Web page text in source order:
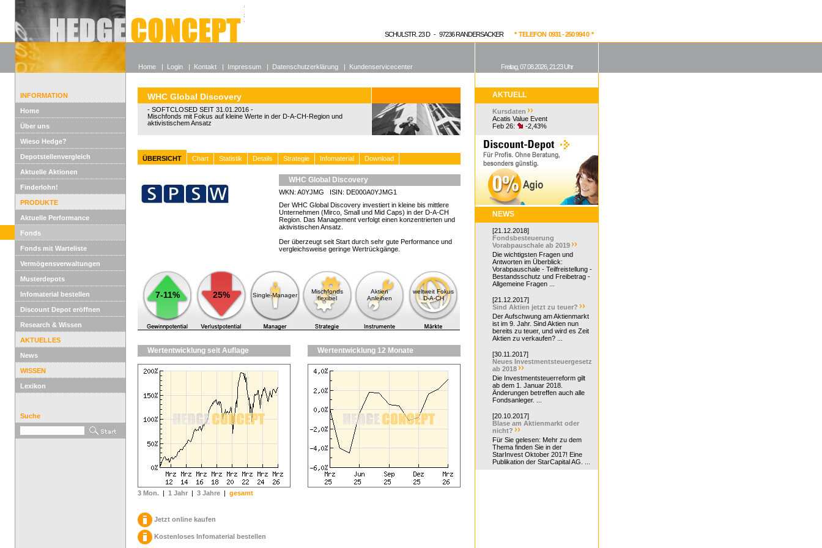
Alle offenen Fonds
Wieso Hedgefonds?
SCHULSTR. 23 D - 97236 RANDERSACKER * TELEFON 0931 - 250 994 0 *
INFORMATION
Home
Über uns
Wieso Hedge?
Depotstellenvergleich
Aktuelle Aktionen
Finderlohn!
PRODUKTE
Aktuelle Performance
Fonds
Fonds mit Warteliste
Vermögensverwaltungen
Musterdepots
Infomaterial bestellen
Discount Depot eröffnen
Research & Wissen
AKTUELLES
News
WISSEN
Lexikon
Suche
WHC Global Discovery
- SOFTCLOSED SEIT 31.01.2016 -
Mischfonds mit Fokus auf kleine Werte in der D-A-CH-Region und
aktivistischem Ansatz
ÜBERSICHT Chart Statistik Details Strategie Infomaterial Download
WHC Global Discovery
WKN: A0YJMG ISIN: DE000A0YJMG1
Der WHC Global Discovery investiert in kleine bis mittlere
Unternehmen (Mirco, Small und Mid Caps) in der D-A-CH
Region. Das Management verfolgt einen konzentrierten und
aktivistischen Ansatz.
Der überzeugt seit Start durch sehr gute Performance und
vergleichsweise geringe Wertrückgänge.
7-11% 25% Single-Manager
Mischfonds
flexibel
Aktien
Anleihen
weltweit Fokus
D-A-CH
Wertentwicklung seit Auflage
3 Mon. | 1 Jahr | 3 Jahre | gesamt
Wertentwicklung 12 Monate
Jetzt online kaufen
Kostenloses Infomaterial bestellen
AKTUELL
Kursdaten
Acatis Value Event
Feb 26:
-2,43%
NEWS
[21.12.2018]
Fondsbesteuerung
Vorabpauschale ab 2019
Die wichtigsten Fragen und
Antworten im Überblick:
Vorabpauschale - Teilfreistellung -
Bestandsschutz und Freibetrag -
Allgemeine Fragen ...
[21.12.2017]
Sind Aktien jetzt zu teuer?
Der Aufschwung am Aktienmarkt
ist im 9. Jahr. Sind Aktien nun
bereits zu teuer, und wird es Zeit
Aktien zu verkaufen? ...
[30.11.2017]
Neues Investmentsteuergesetz
ab 2018
Die Investmentsteuerreform gilt
ab dem 1. Januar 2018.
Änderungen betreffen auch alle
Fondsanleger. ...
[20.10.2017]
Blase am Aktienmarkt oder
nicht?
Für Sie gelesen: Mehr zu dem
Thema finden Sie in der
StarInvest Oktober 2017! Eine
Publikation der StarCapital AG. ...
Home | Login | Kontakt | Impressum | Datenschutzerklärung | Kundenservicecenter Freitag, 07.08.2026, 21:23 Uhr